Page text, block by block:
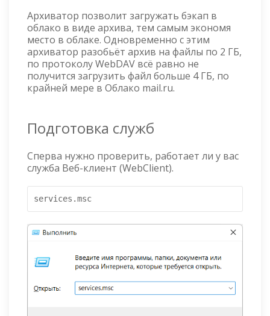
Архиватор позволит загружать бэкап в
облако в виде архива, тем самым экономя
место в облаке. Одновременно с этим
архиватор разобьёт архив на файлы по 2 ГБ,
по протоколу WebDAV всё равно не
получится загрузить файл больше 4 ГБ, по
крайней мере в Облако mail.ru.
Подготовка служб
Сперва нужно проверить, работает ли у вас
служба Веб-клиент (WebClient).
services.msc